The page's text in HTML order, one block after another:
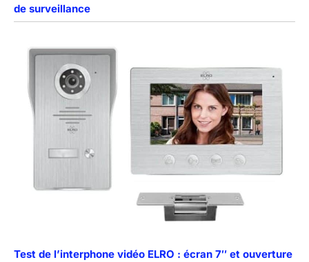
de surveillance
Test de l’interphone vidéo ELRO : écran 7″ et ouverture